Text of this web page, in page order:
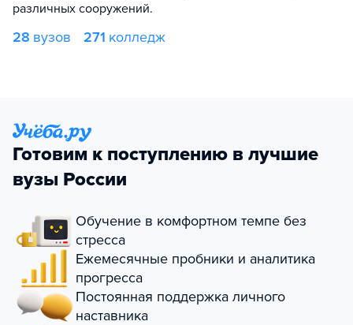
различных сооружений.
28 вузов 271 колледж
Готовим к поступлению в лучшие
вузы России
Обучение в комфортном темпе без
стресса
Ежемесячные пробники и аналитика
прогресса
Постоянная поддержка личного
наставника